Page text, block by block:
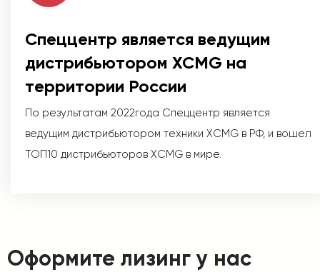
Спеццентр является ведущим
дистрибьютором XCMG на
территории России
По результатам 2022года Спеццентр является
ведущим дистрибьютором техники XCMG в РФ, и вошел
ТОП10 дистрибьюторов XCMG в мире.
Оформите лизинг у нас